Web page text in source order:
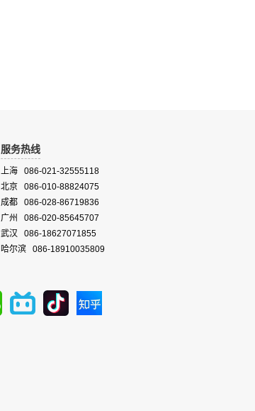
服务热线
上海 086-021-32555118
北京 086-010-88824075
成都 086-028-86719836
广州 086-020-85645707
武汉 086-18627071855
哈尔滨 086-18910035809